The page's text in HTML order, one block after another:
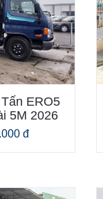
ERO5
5M 2026
đ